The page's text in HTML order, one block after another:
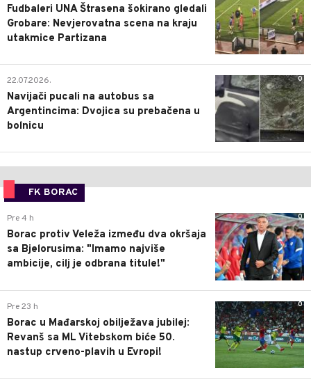
Fudbaleri UNA Štrasena šokirano gledali
Grobare: Nevjerovatna scena na kraju
utakmice Partizana
0
22.07.2026.
Navijači pucali na autobus sa
Argentincima: Dvojica su prebačena u
bolnicu
FK BORAC
0
Pre 4 h
Borac protiv Veleža između dva okršaja
sa Bjelorusima: "Imamo najviše
ambicije, cilj je odbrana titule!"
0
Pre 23 h
Borac u Mađarskoj obilježava jubilej:
Revanš sa ML Vitebskom biće 50.
nastup crveno-plavih u Evropi!